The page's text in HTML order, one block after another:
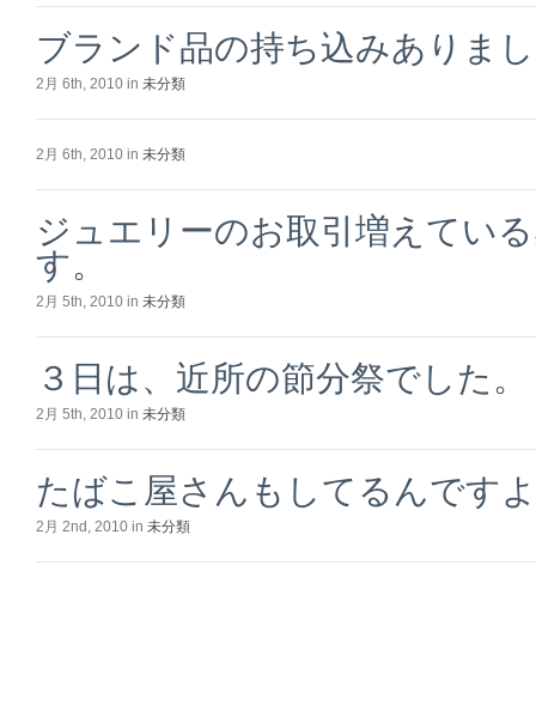
ブランド品の持ち込みありま
2月 6th, 2010 in 未分類
2月 6th, 2010 in 未分類
ジュエリーのお取引増えてい
す。
2月 5th, 2010 in 未分類
３日は、近所の節分祭でした。
2月 5th, 2010 in 未分類
たばこ屋さんもしてるんです
2月 2nd, 2010 in 未分類